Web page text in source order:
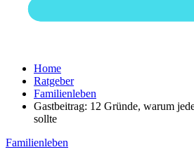
Home
Ratgeber
Familienleben
Gastbeitrag: 12 Gründe, warum
sollte
Familienleben